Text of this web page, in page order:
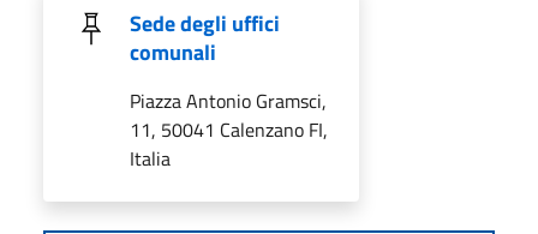
Sede degli uffici
comunali
Piazza Antonio Gramsci,
11, 50041 Calenzano FI,
Italia